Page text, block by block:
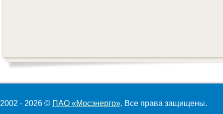
2002 - 2026 © ПАО «Мосэнерго». Все права защищены.